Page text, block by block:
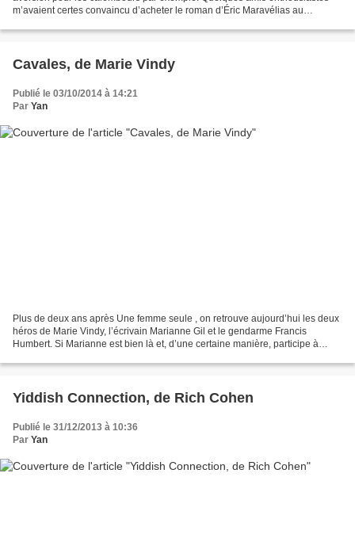
m’avaient certes convaincu d’acheter le roman d’Éric Maravélias au
Cavales, de Marie Vindy
Publié le 03/10/2014 à 14:21
Par Yan
Plus de deux ans après Une femme seule , on retrouve aujourd’hui les deux
héros de Marie Vindy, l’écrivain Marianne Gil et le gendarme Francis
Humbert. Si Marianne est bien là et, d’une certaine manière, participe à
Yiddish Connection, de Rich Cohen
Publié le 31/12/2013 à 10:36
Par Yan